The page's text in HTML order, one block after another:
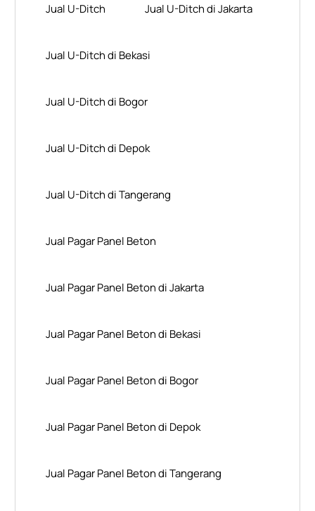
Jual U-Ditch Jual U-Ditch di Jakarta
Jual U-Ditch di Bekasi
Jual U-Ditch di Bogor
Jual U-Ditch di Depok
Jual U-Ditch di Tangerang
Jual Pagar Panel Beton
Jual Pagar Panel Beton di Jakarta
Jual Pagar Panel Beton di Bekasi
Jual Pagar Panel Beton di Bogor
Jual Pagar Panel Beton di Depok
Jual Pagar Panel Beton di Tangerang